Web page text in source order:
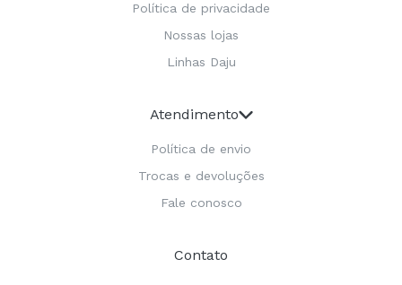
Política de privacidade
Nossas lojas
Linhas Daju
Atendimento
Política de envio
Trocas e devoluções
Fale conosco
Contato